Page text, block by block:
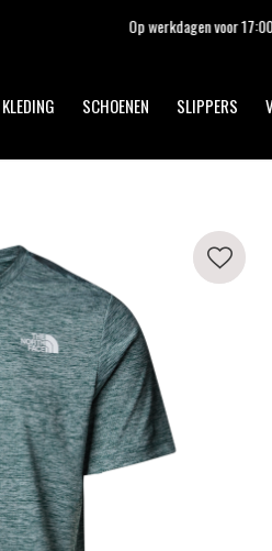
KLEDING SCHOENEN SLIPPERS
Op werkdagen voor 17:00 uur besteld,